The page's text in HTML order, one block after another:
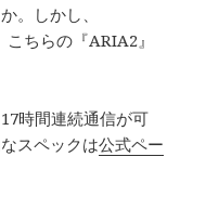
。しかし、
ちらの『ARIA2』
時間連続通信が可
スペックは公式ペー